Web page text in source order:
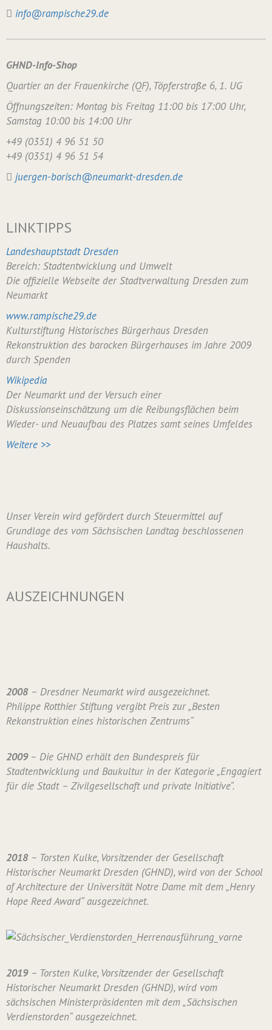
info@rampische29.de
GHND-Info-Shop
Quartier an der Frauenkirche (QF), Töpferstraße 6, 1. UG
Öffnungszeiten: Montag bis Freitag 11:00 bis 17:00 Uhr,
Samstag 10:00 bis 14:00 Uhr
+49 (0351) 4 96 51 50
+49 (0351) 4 96 51 54
juergen-borisch@neumarkt-dresden.de
LINKTIPPS
Landeshauptstadt Dresden
Bereich: Stadtentwicklung und Umwelt
Die offizielle Webseite der Stadtverwaltung Dresden zum
Neumarkt
www.rampische29.de
Kulturstiftung Historisches Bürgerhaus Dresden
Rekonstruktion des barocken Bürgerhauses im Jahre 2009
durch Spenden
Wikipedia
Der Neumarkt und der Versuch einer
Diskussionseinschätzung um die Reibungsflächen beim
Wieder- und Neuaufbau des Platzes samt seines Umfeldes
Weitere >>
Unser Verein wird gefördert durch Steuermittel auf
Grundlage des vom Sächsischen Landtag beschlossenen
Haushalts.
AUSZEICHNUNGEN
2008– Dresdner Neumarkt wird ausgezeichnet.
Philippe Rotthier Stiftung vergibt Preis zur „Besten
Rekonstruktion eines historischen Zentrums“
2009 – Die GHND erhält den Bundespreis für
Stadtentwicklung und Baukultur in der Kategorie „Engagiert
für die Stadt – Zivilgesellschaft und private Initiative“.
2018– Torsten Kulke, Vorsitzender der Gesellschaft
Historischer Neumarkt Dresden (GHND), wird von der School
of Architecture der Universität Notre Dame mit dem „Henry
Hope Reed Award“ ausgezeichnet.
2019– Torsten Kulke, Vorsitzender der Gesellschaft
Historischer Neumarkt Dresden (GHND), wird vom
sächsischen Ministerpräsidenten mit dem „Sächsischen
Verdienstorden“ ausgezeichnet.